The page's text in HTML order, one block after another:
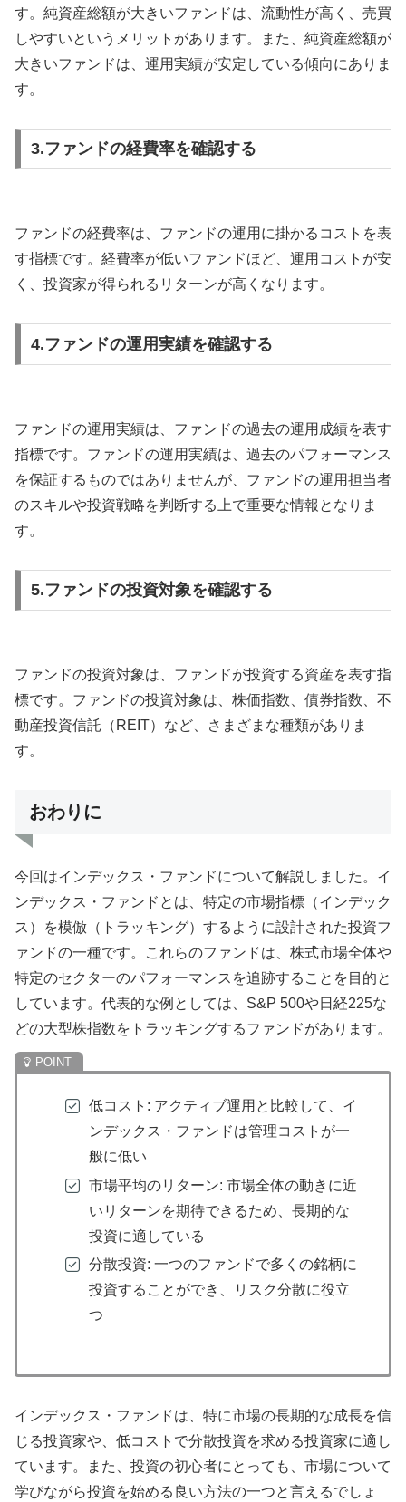
す。純資産総額が大きいファンドは、流動性が高く、売買
しやすいというメリットがあります。また、純資産総額が
大きいファンドは、運用実績が安定している傾向にありま
す。
3.ファンドの経費率を確認する
ファンドの経費率は、ファンドの運用に掛かるコストを表
す指標です。経費率が低いファンドほど、運用コストが安
く、投資家が得られるリターンが高くなります。
4.ファンドの運用実績を確認する
ファンドの運用実績は、ファンドの過去の運用成績を表す
指標です。ファンドの運用実績は、過去のパフォーマンス
を保証するものではありませんが、ファンドの運用担当者
のスキルや投資戦略を判断する上で重要な情報となりま
す。
5.ファンドの投資対象を確認する
ファンドの投資対象は、ファンドが投資する資産を表す指
標です。ファンドの投資対象は、株価指数、債券指数、不
動産投資信託（REIT）など、さまざまな種類がありま
す。
おわりに
今回はインデックス・ファンドについて解説しました。イ
ンデックス・ファンドとは、特定の市場指標（インデック
ス）を模倣（トラッキング）するように設計された投資フ
ァンドの一種です。これらのファンドは、株式市場全体や
特定のセクターのパフォーマンスを追跡することを目的と
しています。代表的な例としては、S&P 500や日経225な
どの大型株指数をトラッキングするファンドがあります。
低コスト: アクティブ運用と比較して、イ
ンデックス・ファンドは管理コストが一
般に低い
市場平均のリターン: 市場全体の動きに近
いリターンを期待できるため、長期的な
投資に適している
分散投資: 一つのファンドで多くの銘柄に
投資することができ、リスク分散に役立
つ
インデックス・ファンドは、特に市場の長期的な成長を信
じる投資家や、低コストで分散投資を求める投資家に適し
ています。また、投資の初心者にとっても、市場について
学びながら投資を始める良い方法の一つと言えるでしょ